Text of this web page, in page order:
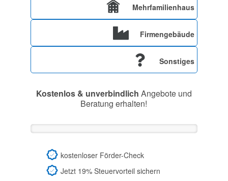
Mehrfamilienhaus
Firmengebäude
Sonstiges
Kostenlos & unverbindlich Angebote und
Beratung erhalten!
kostenloser Förder-Check
Jetzt 19% Steuervorteil sichern